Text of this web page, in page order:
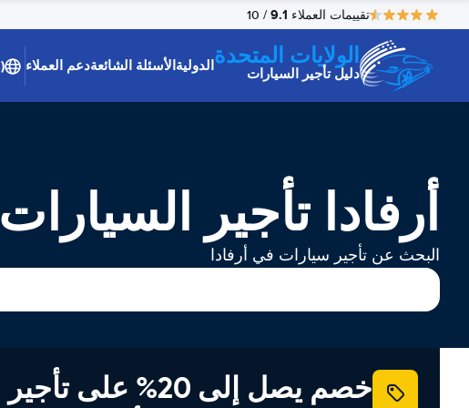
تقييمات العملاء 9.1
/ 10
الولايات المتحدة
دليل تأجير السيارات الدوليةالأسئلة الشائعةدعم العملاء (AE)
أرفادا تأجير السيارات
البحث عن تأجير سيارات في أرفادا
خصم يصل إلى 20% على تأجير